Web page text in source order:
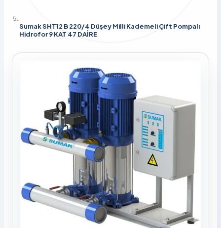
Sumak SHT12 B 220/4 Düşey Milli Kademeli Çift Pompalı
Hidrofor 9 KAT 47 DAİRE